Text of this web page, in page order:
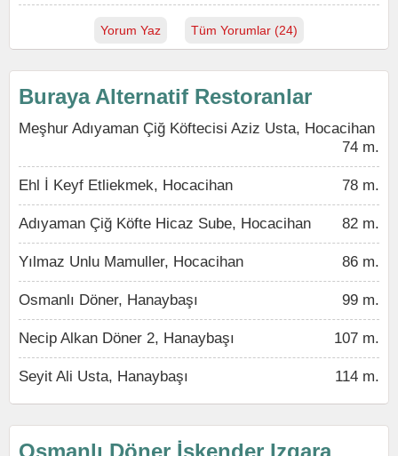
Yorum Yaz Tüm Yorumlar (24)
Buraya Alternatif Restoranlar
Meşhur Adıyaman Çiğ Köftecisi Aziz Usta, Hocacihan
74 m.
Ehl İ Keyf Etliekmek, Hocacihan 78 m.
Adıyaman Çiğ Köfte Hicaz Sube, Hocacihan 82 m.
Yılmaz Unlu Mamuller, Hocacihan 86 m.
Osmanlı Döner, Hanaybaşı 99 m.
Necip Alkan Döner 2, Hanaybaşı 107 m.
Seyit Ali Usta, Hanaybaşı 114 m.
Osmanlı Döner İskender Izgara